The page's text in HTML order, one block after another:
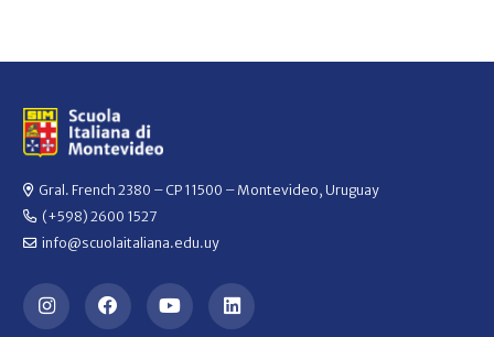
Gral. French 2380 – CP 11500 – Montevideo, Uruguay
(+598) 2600 1527
info@scuolaitaliana.edu.uy